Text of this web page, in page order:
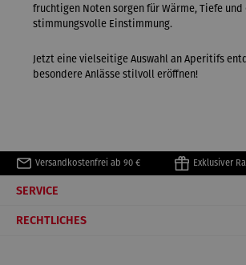
fruchtigen Noten sorgen für Wärme, Tiefe und
stimmungsvolle Einstimmung.
Jetzt eine vielseitige Auswahl an Aperitifs
besondere Anlässe stilvoll eröffnen!
Versandkostenfrei ab 90 € Exklusiver
SERVICE
RECHTLICHES